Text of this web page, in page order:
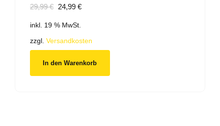
29,99€ Ursprünglicher
war:
29,99 €
24,99 €Aktueller
24,99 €.
inkl. 19 % MwSt.
zzgl. Versandkosten
In den Warenkorb